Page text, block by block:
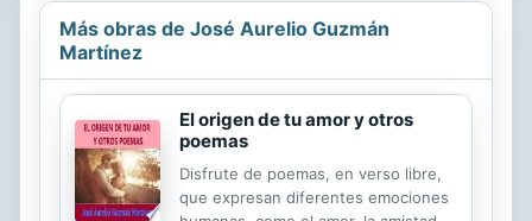
Más obras de José Aurelio Guzmán
Martínez
El origen de tu amor y otros
poemas
Disfrute de poemas, en verso libre,
que expresan diferentes emociones